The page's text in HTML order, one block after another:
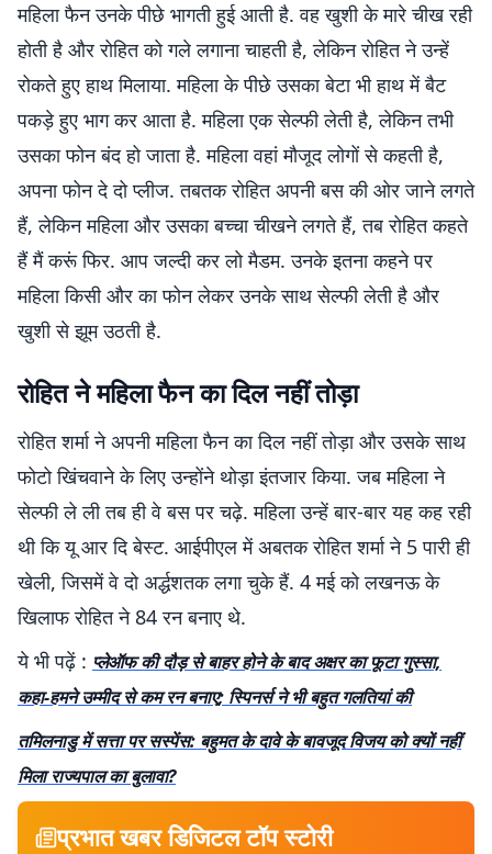
महिला फैन उनके पीछे भागती हुई आती है. वह खुशी के मारे चीख रही
होती है और रोहित को गले लगाना चाहती है, लेकिन रोहित ने उन्हें
रोकते हुए हाथ मिलाया. महिला के पीछे उसका बेटा भी हाथ में बैट
पकड़े हुए भाग कर आता है. महिला एक सेल्फी लेती है, लेकिन तभी
उसका फोन बंद हो जाता है. महिला वहां मौजूद लोगों से कहती है,
अपना फोन दे दो प्लीज. तबतक रोहित अपनी बस की ओर जाने लगते
हैं, लेकिन महिला और उसका बच्चा चीखने लगते हैं, तब रोहित कहते
हैं मैं करूं फिर. आप जल्दी कर लो मैडम. उनके इतना कहने पर
महिला किसी और का फोन लेकर उनके साथ सेल्फी लेती है और
खुशी से झूम उठती है.
रोहित ने महिला फैन का दिल नहीं तोड़ा
रोहित शर्मा ने अपनी महिला फैन का दिल नहीं तोड़ा और उसके साथ
फोटो खिंचवाने के लिए उन्होंने थोड़ा इंतजार किया. जब महिला ने
सेल्फी ले ली तब ही वे बस पर चढ़े. महिला उन्हें बार-बार यह कह रही
थी कि यू आर दि बेस्ट. आईपीएल में अबतक रोहित शर्मा ने 5 पारी ही
खेली, जिसमें वे दो अर्द्धशतक लगा चुके हैं. 4 मई को लखनऊ के
खिलाफ रोहित ने 84 रन बनाए थे.
ये भी पढ़ें : प्लेऑफ की दौड़ से बाहर होने के बाद अक्षर का फूटा गुस्सा,
कहा-हमने उम्मीद से कम रन बनाए; स्पिनर्स ने भी बहुत गलतियां की
तमिलनाडु में सत्ता पर सस्पेंस: बहुमत के दावे के बावजूद विजय को क्यों नहीं
मिला राज्यपाल का बुलावा?
प्रभात खबर डिजिटल टॉप स्टोरी